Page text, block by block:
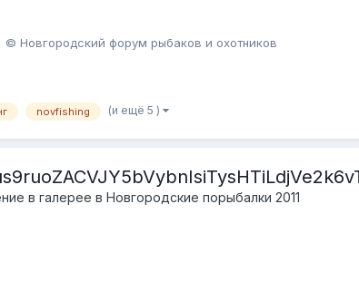
© Новгородский форум рыбаков и охотников
novfishing (и ещё 5 )
в галерее в Новгородские порыбалки 2011